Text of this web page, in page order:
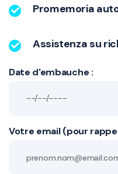
Promemoria
Assistenza su
Date d'embauche :
Votre email (pour